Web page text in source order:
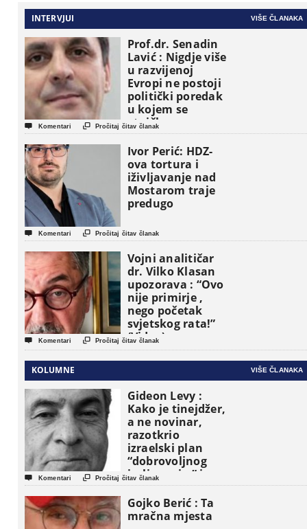
INTERVJUI VIŠE ČLANAKA
Prof.dr. Senadin
Lavić : Nigdje više
u razvijenoj
Evropi ne postoji
politički poredak
u kojem se
etničke grupe
pojavljuju kao
osnovne
političke jedinice
 Komentari  Pročitaj čitav članak
Ivor Perić: HDZ-
ova tortura i
iživljavanje nad
Mostarom traje
predugo
 Komentari  Pročitaj čitav članak
Vojni analitičar
dr. Vilko Klasan
upozorava : “Ovo
nije primirje ,
nego početak
svjetskog rata!”
(Video)
 Komentari  Pročitaj čitav članak
KOLUMNE VIŠE ČLANAKA
Gideon Levy :
Kako je tinejdžer,
a ne novinar,
razotkrio
izraelski plan
“dobrovoljnog
iseljavanja ” iz
Gaze
 Komentari  Pročitaj čitav članak
Gojko Berić : Ta
mračna mjesta